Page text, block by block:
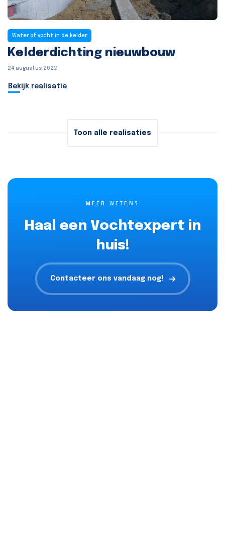
Water of vocht in de kelder
Kelderdichting nieuwbouw
24 augustus 2022
Bekijk realisatie
Toon alle realisaties
MEER WETEN?
Haal een Vochtexpert in
huis!
Contacteer ons vandaag nog!